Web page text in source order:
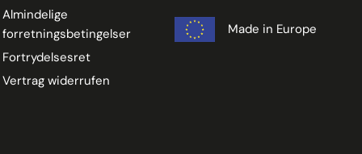
Almindelige
forretningsbetingelser
Fortrydelsesret
Vertrag widerrufen
Made in Europe